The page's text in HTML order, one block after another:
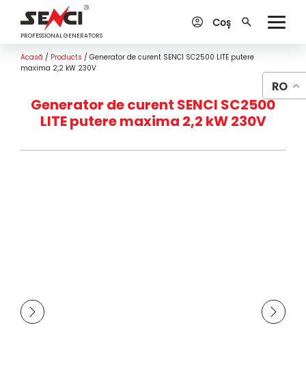
PROFESSIONAL GENERATORS
Coș
Acasă / Products / Generator de curent SENCI SC2500 LITE putere
maxima 2,2 kW 230V
Generator de curent SENCI SC2500
LITE putere maxima 2,2 kW 230V
RO